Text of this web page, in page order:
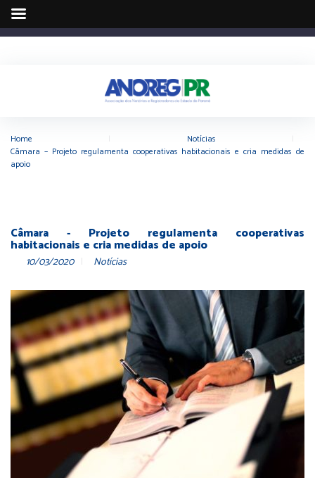
Home Notícias
Câmara – Projeto regulamenta cooperativas habitacionais e cria medidas de
apoio
Câmara - Projeto regulamenta cooperativas
habitacionais e cria medidas de apoio
10/03/2020 Notícias